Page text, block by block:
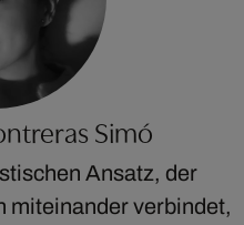
Simó
Ansatz, der
miteinander verbindet,